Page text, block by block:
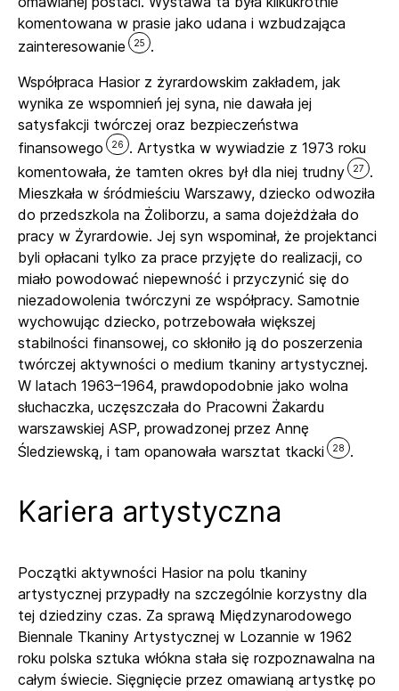
komentowana w prasie jako udana i wzbudzająca
zainteresowanie
25
.
Współpraca Hasior z żyrardowskim zakładem, jak
wynika ze wspomnień jej syna, nie dawała jej
satysfakcji twórczej oraz bezpieczeństwa
finansowego
26
. Artystka w wywiadzie z 1973 roku
komentowała, że tamten okres był dla niej trudny
27
.
Mieszkała w śródmieściu Warszawy, dziecko odwoziła
do przedszkola na Żoliborzu, a sama dojeżdżała do
pracy w Żyrardowie. Jej syn wspominał, że projektanci
byli opłacani tylko za prace przyjęte do realizacji, co
miało powodować niepewność i przyczynić się do
niezadowolenia twórczyni ze współpracy. Samotnie
wychowując dziecko, potrzebowała większej
stabilności finansowej, co skłoniło ją do poszerzenia
twórczej aktywności o medium tkaniny artystycznej.
W latach 1963–1964, prawdopodobnie jako wolna
słuchaczka, uczęszczała do Pracowni Żakardu
warszawskiej ASP, prowadzonej przez Annę
Śledziewską, i tam opanowała warsztat tkacki
28 .
Kariera artystyczna
Początki aktywności Hasior na polu tkaniny
artystycznej przypadły na szczególnie korzystny dla
tej dziedziny czas. Za sprawą Międzynarodowego
Biennale Tkaniny Artystycznej w Lozannie w 1962
roku polska sztuka włókna stała się rozpoznawalna na
całym świecie. Sięgnięcie przez omawianą artystkę po